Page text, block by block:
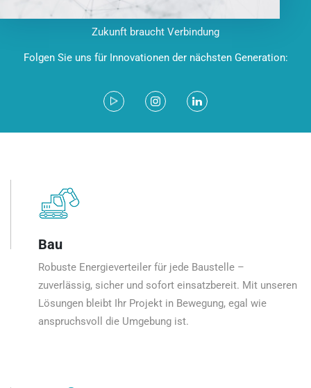
Zukunft braucht Verbindung
Folgen Sie uns für Innovationen der nächsten Generation:
Bau
Robuste Energieverteiler für jede Baustelle –
zuverlässig, sicher und sofort einsatzbereit. Mit unseren
Lösungen bleibt Ihr Projekt in Bewegung, egal wie
anspruchsvoll die Umgebung ist.